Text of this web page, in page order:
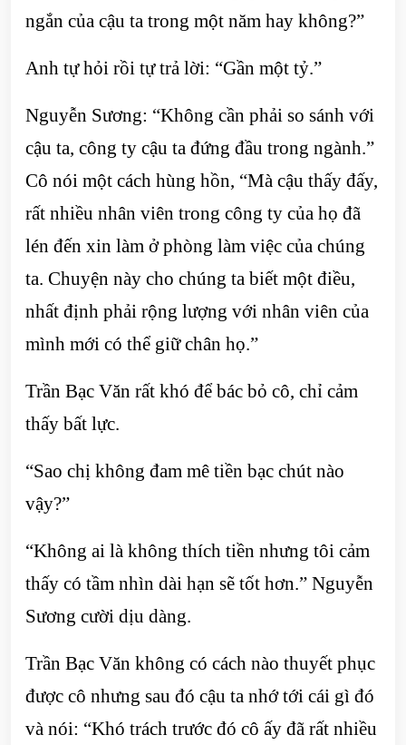
ngắn của cậu ta trong một năm hay không?”
Anh tự hỏi rồi tự trả lời: “Gần một tỷ.”
Nguyễn Sương: “Không cần phải so sánh với
cậu ta, công ty cậu ta đứng đầu trong ngành.”
Cô nói một cách hùng hồn, “Mà cậu thấy đấy,
rất nhiều nhân viên trong công ty của họ đã
lén đến xin làm ở phòng làm việc của chúng
ta. Chuyện này cho chúng ta biết một điều,
nhất định phải rộng lượng với nhân viên của
mình mới có thể giữ chân họ.”
Trần Bạc Văn rất khó để bác bỏ cô, chỉ cảm
thấy bất lực.
“Sao chị không đam mê tiền bạc chút nào
vậy?”
“Không ai là không thích tiền nhưng tôi cảm
thấy có tầm nhìn dài hạn sẽ tốt hơn.” Nguyễn
Sương cười dịu dàng.
Trần Bạc Văn không có cách nào thuyết phục
được cô nhưng sau đó cậu ta nhớ tới cái gì đó
và nói: “Khó trách trước đó cô ấy đã rất nhiều